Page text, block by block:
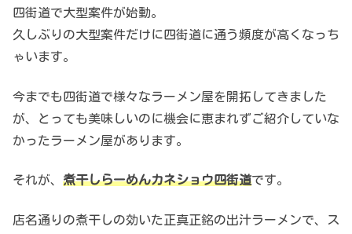
四街道で大型案件が始動。
久しぶりの大型案件だけに四街道に通う頻度が高くなっち
ゃいます。
今までも四街道で様々なラーメン屋を開拓してきました
が、とっても美味しいのに機会に恵まれずご紹介していな
かったラーメン屋があります。
それが、 煮干しらーめんカネショウ四街道です。
店名通りの煮干しの効いた正真正銘の出汁ラーメンで、ス